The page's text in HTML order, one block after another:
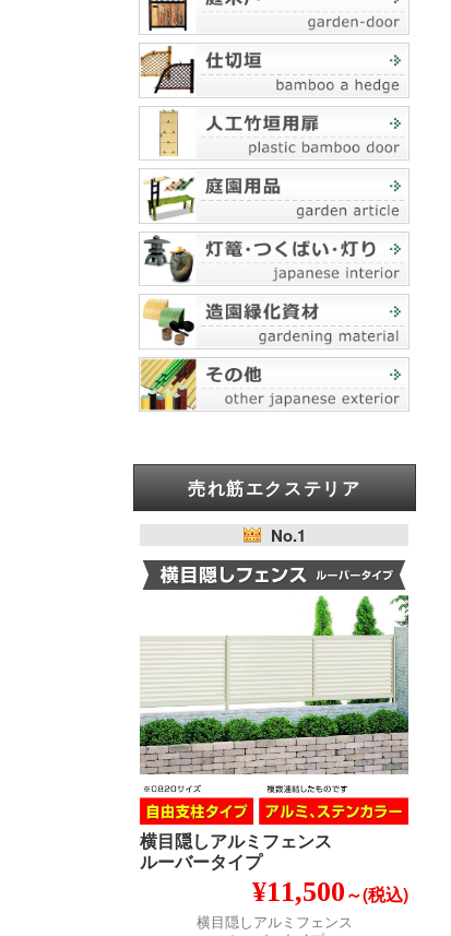
売れ筋エクステリア
No.1
横目隠しアルミフェンス
ルーバータイプ
¥11,500～(税込)
横目隠しアルミフェンス